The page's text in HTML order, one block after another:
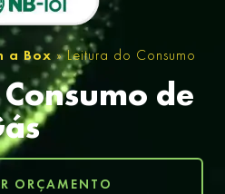
a Box »Leitura do Consumo
de
ORÇAMENTO